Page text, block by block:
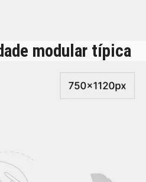
modular típica